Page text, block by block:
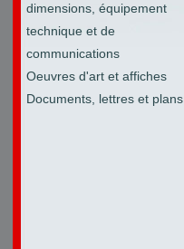
dimensions, équipement
technique et de
communications
Oeuvres d'art et affiches
Documents, lettres et plans